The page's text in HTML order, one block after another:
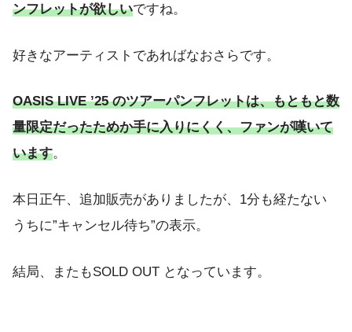
ンフレットが欲しいですね。
好きなアーティストであればなおさらです。
OASIS LIVE ’25 のツアーパンフレットは、もともと数
量限定だったためか手に入りにくく、ファンが嘆いて
います。
本日正午、追加販売がありましたが、1分も経たない
うちに”キャンセル待ち”の表示。
結局、またもSOLD OUT となっています。